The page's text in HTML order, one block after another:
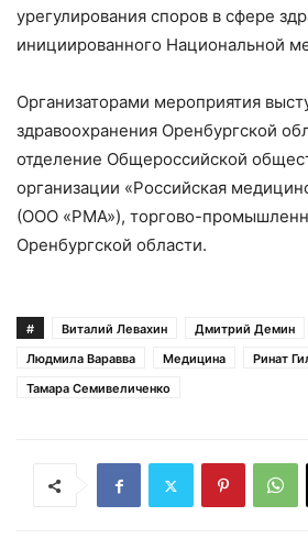
урегулирования споров в сфере
инициированного Национальной
Организаторами мероприятия
здравоохранения Оренбургской
отделение Общероссийской
организации «Российская
(ООО «РМА»), торгово-
Оренбургской области.
# Виталий Левахин Дмитрий Демин
Людмила Варавва
Медицина
Ринат
Тамара Семивеличенко